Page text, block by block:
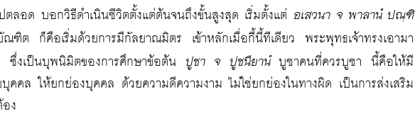
ลอด บอกวิธีดำเนินชีวิตตั้งแต่ต้นจนถึงขั้นสูงสุด เริ่มตั้งแต่ อเสวนา จ พาลานํ ปณฺฑิ
ก็คือเริ่มด้วยการมีกัลยาณมิตร เข้าหลักเมื่อกี้นี้ทีเดียว พระพุทธเจ้าทรงเอามา
งเป็นบุพนิมิตของการศึกษาข้อต้น ปูชา จ ปูชนียานํบูชาคนที่ควรบูชา นี้คือให้มี
คล ให้ยกย่องบุคคล ด้วยความดีความงาม ไม่ใช่ยกย่องในทางผิด เป็นการส่งเสริม
ง